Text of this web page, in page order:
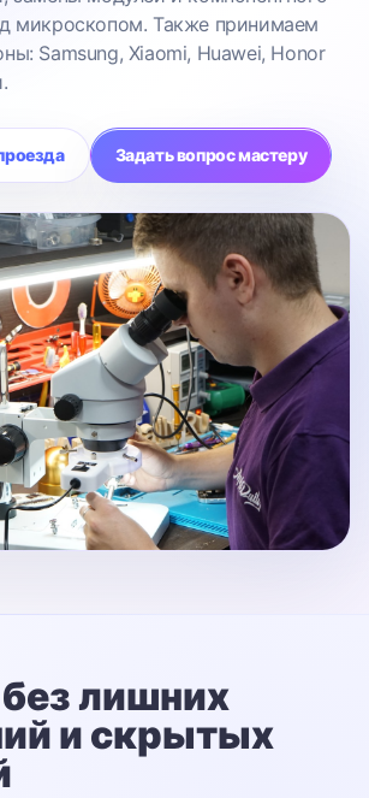
микроскопом. Также принимаем
Samsung, Xiaomi, Huawei, Honor
Задать вопрос мастеру
лишних
и скрытых